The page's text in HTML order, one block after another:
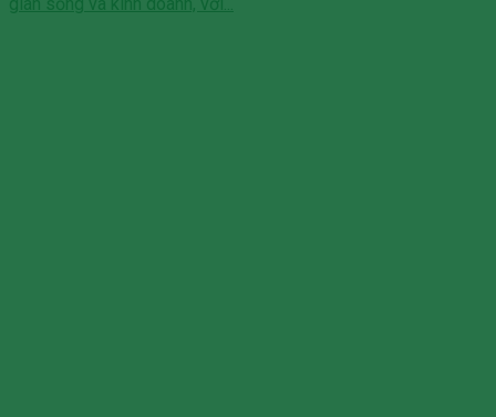
gian sống và kinh doanh, với...